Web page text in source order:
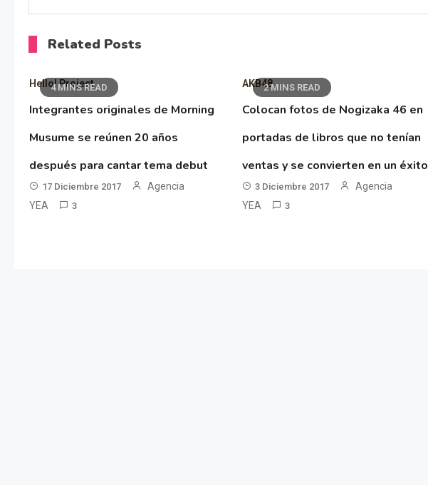
Related Posts
4 MINS READ
Hello! Project
Integrantes originales de Morning
Musume se reúnen 20 años
después para cantar tema debut
17 Diciembre 2017
Agencia
YEA
3
2 MINS READ
AKB48
Colocan fotos de Nogizaka 46 en
portadas de libros que no tenían
ventas y se convierten en un éxito
3 Diciembre 2017
Agencia
YEA
3